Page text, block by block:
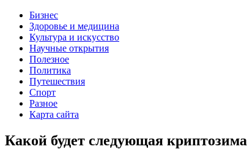
Бизнес
Здоровье и медицина
Культура и искусство
Научные открытия
Полезное
Политика
Путешествия
Спорт
Разное
Карта сайта
Какой будет следующая криптозима